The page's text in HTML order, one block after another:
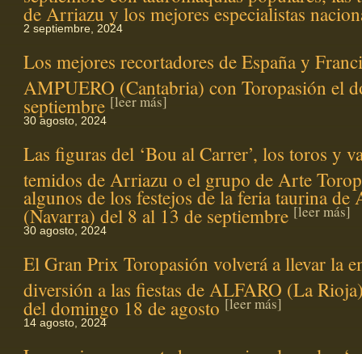
de Arriazu y los mejores especialistas
2 septiembre, 2024
Los mejores recortadores de España y
AMPUERO (Cantabria) con Toropasión el
septiembre [leer más]
30 agosto, 2024
Las figuras del ‘Bou al Carrer’, los toros y
temidos de Arriazu o el grupo de Arte
algunos de los festejos de la feria taurina de
(Navarra) del 8 al 13 de septiembre [leer más]
30 agosto, 2024
El Gran Prix Toropasión volverá a llevar la
diversión a las fiestas de ALFARO (La
del domingo 18 de agosto [leer más]
14 agosto, 2024